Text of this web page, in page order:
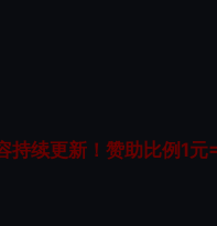
持续更新！赞助比例1